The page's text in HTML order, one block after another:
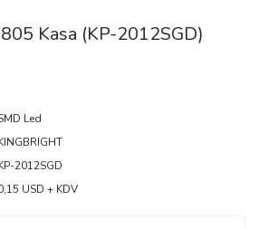
Kasa (KP-2012SGD)
Led
2012SGD
USD + KDV